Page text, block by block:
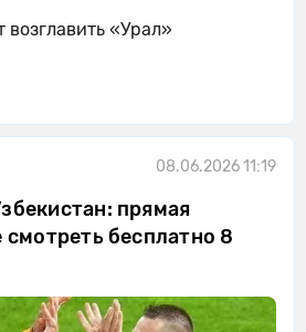
возглавить «Урал»
08.06.2026 11:19
прямая
смотреть бесплатно 8